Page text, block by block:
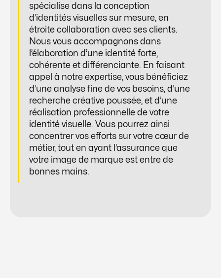
spécialise dans la conception
d’identités visuelles sur mesure, en
étroite collaboration avec ses clients.
Nous vous accompagnons dans
l’élaboration d’une identité forte,
cohérente et différenciante. En faisant
appel à notre expertise, vous bénéficiez
d’une analyse fine de vos besoins, d’une
recherche créative poussée, et d’une
réalisation professionnelle de votre
identité visuelle. Vous pourrez ainsi
concentrer vos efforts sur votre cœur de
métier, tout en ayant l’assurance que
votre image de marque est entre de
bonnes mains.